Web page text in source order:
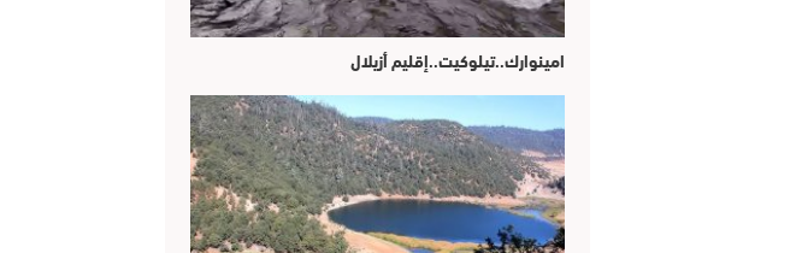
امينوارك..تيلوكيت..إقليم أزيلال